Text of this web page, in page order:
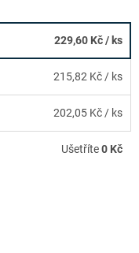
229,60 Kč/ ks
215,82 Kč / ks
202,05 Kč / ks
Ušetříte0 Kč